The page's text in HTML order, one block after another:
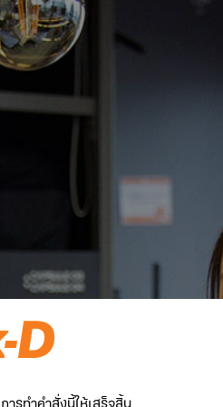
รทำคำสั่งนี้ให้เสร็จสิ้น